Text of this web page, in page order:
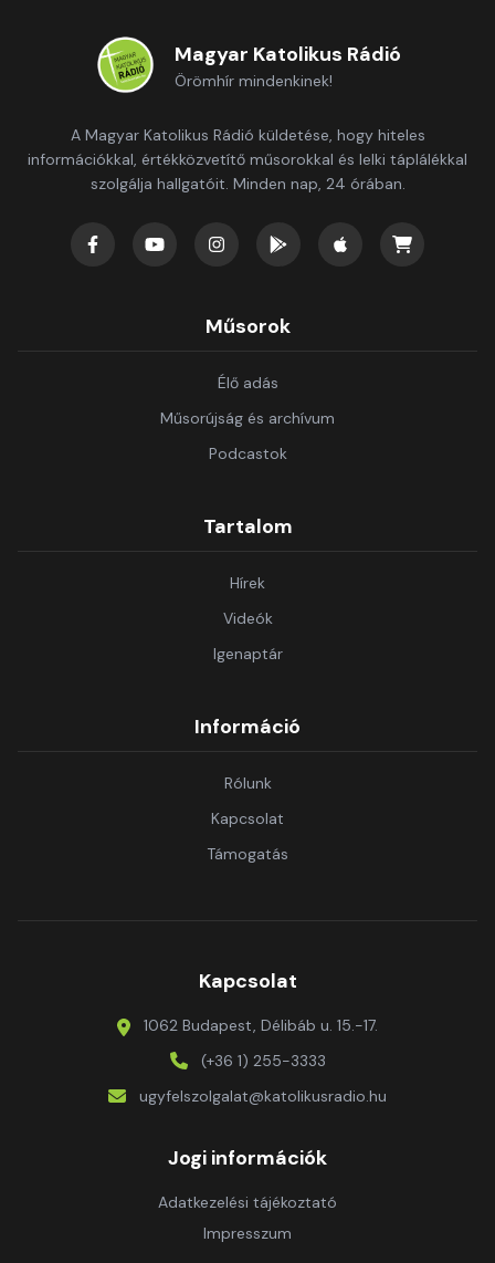
Magyar Katolikus Rádió
Örömhír mindenkinek!
A Magyar Katolikus Rádió küldetése, hogy hiteles
információkkal, értékközvetítő műsorokkal és lelki táplálékkal
szolgálja hallgatóit. Minden nap, 24 órában.
Műsorok
Élő adás
Műsorújság és archívum
Podcastok
Tartalom
Hírek
Videók
Igenaptár
Információ
Rólunk
Kapcsolat
Támogatás
Kapcsolat
1062 Budapest, Délibáb u. 15.-17.
(+36 1) 255-3333
ugyfelszolgalat@katolikusradio.hu
Jogi információk
Adatkezelési tájékoztató
Impresszum